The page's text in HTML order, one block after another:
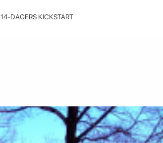
14-DAGERS KICKSTART